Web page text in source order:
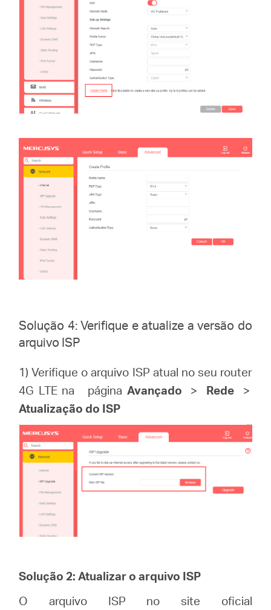
Solução 4: Verifique e atualize a versão do
arquivo ISP
1) Verifique o arquivo ISP atual no seu router
4G LTE na
página Avançado > Rede >
Atualização do ISP
Solução 2: Atualizar o arquivo ISP
O arquivo ISP no site oficial